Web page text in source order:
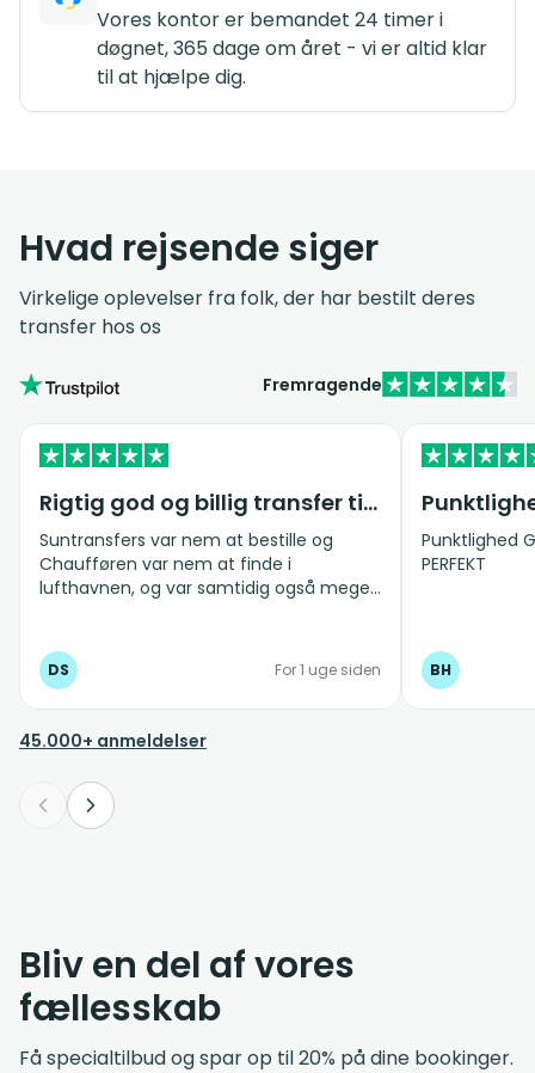
Vores kontor er bemandet 24 timer i
døgnet, 365 dage om året - vi er altid klar
til at hjælpe dig.
Hvad rejsende siger
Virkelige oplevelser fra folk, der har bestilt deres
transfer hos os
Fremragende
Rigtig god og billig transfer til og fra lufthavnen
Suntransfers var nem at bestille og
Chaufføren var nem at finde i
lufthavnen, og var samtidig også meget
chaufføren til tiden. Vi bestiller gerne
Suntransfers igen næste gang vi
kommer til Kreta :-)
DS For 1 uge siden
Punktlighed
PERFEKT
BH
45.000+ anmeldelser
Bliv en del af vores
fællesskab
Få specialtilbud og spar op til 20% på dine bookinger.